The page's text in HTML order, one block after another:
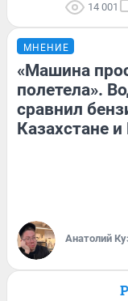
14 001
МНЕНИЕ
«Машина
полетела».
сравнил
Казахстане
Анатолий